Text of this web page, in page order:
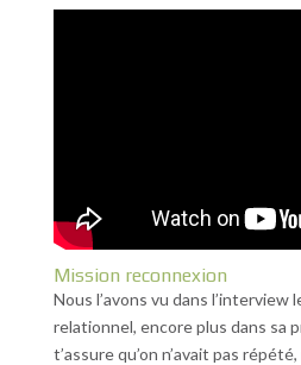
Mission reconnexion
Nous l’avons vu dans l’interview
relationnel, encore plus dans sa
t’assure qu’on n’avait pas